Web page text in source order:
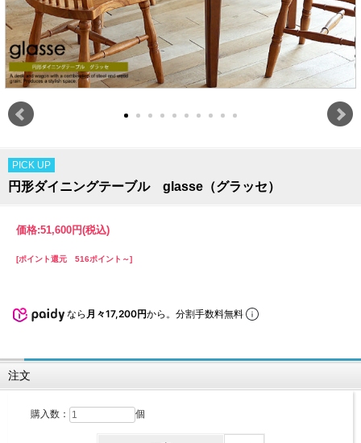
PICK UP
円形ダイニングテーブル glasse（グラッセ）
価格:51,600円(税込)
[ポイント還元 516ポイント～]
なら 月々17,200円から。分割手数料無料
注文
購入数： 個